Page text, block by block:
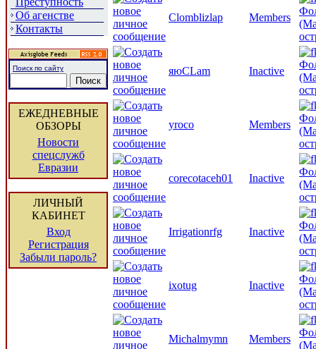
Об агенстве
Контакты
Поиск по сайту
ЕЖЕДНЕВНЫЕ
ОБЗОРЫ
Новости
спецслужб
Евразии
ЛИЧНЫЙ
КАБИНЕТ
Вход
Регистрация
Забыли пароль?
Clomblizlap Members
яюCLam Inactive
yroco Members
corecotaceh01 Inactive
Irrigationrfg Inactive
ixotug Inactive
Michalmymn Members